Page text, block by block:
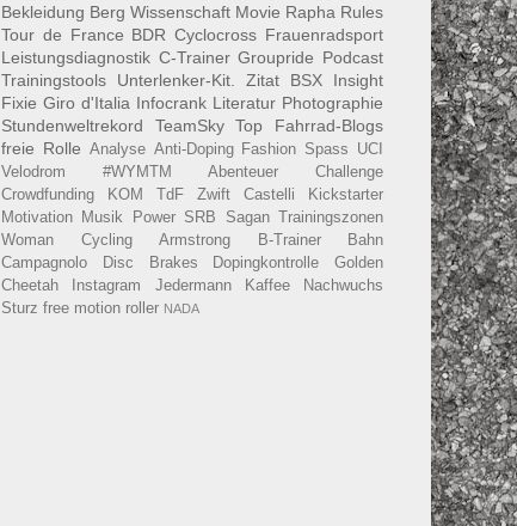
Bekleidung Berg Wissenschaft Movie Rapha Rules
Tour de France BDR Cyclocross Frauenradsport
Leistungsdiagnostik C-Trainer Groupride Podcast
Trainingstools
Unterlenker-Kit. Zitat
BSX Insight
Fixie Giro d'Italia Infocrank Literatur Photographie
Stundenweltrekord
TeamSky
Top Fahrrad-Blogs
freie Rolle Analyse Anti-Doping Fashion Spass
UCI
Velodrom
#WYMTM Abenteuer
Challenge
Crowdfunding
KOM TdF Zwift Castelli
Kickstarter
Motivation
Musik Power SRB Sagan Trainingszonen
Woman Cycling
Armstrong B-Trainer
Bahn
Campagnolo
Disc Brakes Dopingkontrolle
Golden
Cheetah
Instagram Jedermann Kaffee
Nachwuchs
Sturz free motion roller NADA